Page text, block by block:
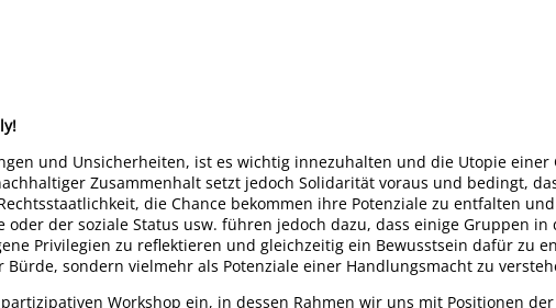
und Unsicherheiten, ist es wichtig innezuhalten und die Utopie
Zusammenhalt setzt jedoch Solidarität voraus und bedingt,
die Chance bekommen ihre Potenziale zu entfalten
oder der soziale Status usw. führen jedoch dazu, dass einige Gruppen
Privilegien zu reflektieren und gleichzeitig ein Bewusstsein dafür zu
sondern vielmehr als Potenziale einer Handlungsmacht zu
Workshop ein, in dessen Rahmen wir uns mit Positionen